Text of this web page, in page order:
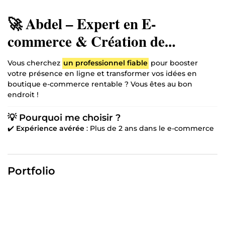
🚀 Abdel – Expert en E-
commerce & Création de
Boutiques Shopify
Vous cherchez un professionnel fiable pour booster
votre présence en ligne et transformer vos idées en
boutique e-commerce rentable ? Vous êtes au bon
endroit !
💡 Pourquoi me choisir ?
✔️ Expérience avérée : Plus de 2 ans dans le e-commerce
vendre avec un design attrayant et une structure
Portfolio